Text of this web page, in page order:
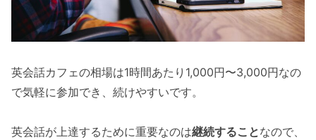
英会話カフェの相場は1時間あたり1,000円〜3,000円なの
で気軽に参加でき、続けやすいです。
英会話が上達するために重要なのは継続することなので、